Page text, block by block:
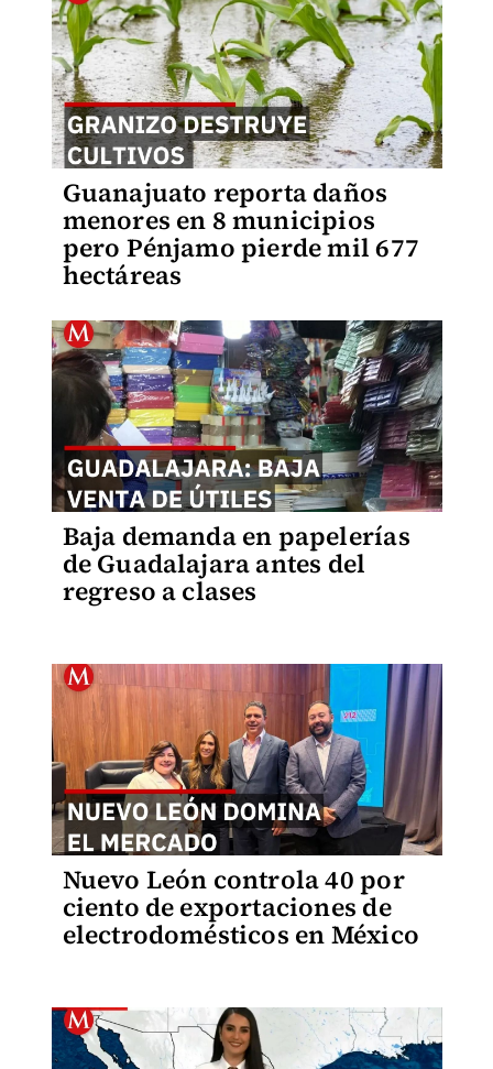
Guanajuato reporta daños
menores en 8 municipios
pero Pénjamo pierde mil 677
hectáreas
Baja demanda en papelerías
de Guadalajara antes del
regreso a clases
Nuevo León controla 40 por
ciento de exportaciones de
electrodomésticos en México